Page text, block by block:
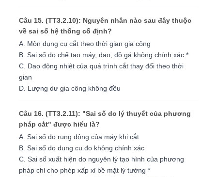
Câu 15. (TT3.2.10): Nguyên nhân nào sau đây thuộc
về sai số hệ thống cố định?
A. Mòn dụng cụ cắt theo thời gian gia công
B. Sai số do chế tạo máy, dao, đồ gá không chính xác *
C. Dao động nhiệt của quá trình cắt thay đổi theo thời
gian
D. Lượng dư gia công không đều
Câu 16. (TT3.2.11): "Sai số do lý thuyết của phương
pháp cắt" được hiểu là?
A. Sai số do rung động của máy khi cắt
B. Sai số do dụng cụ đo không chính xác
C. Sai số xuất hiện do nguyên lý tạo hình của phương
pháp chỉ cho phép xấp xỉ bề mặt lý tưởng *